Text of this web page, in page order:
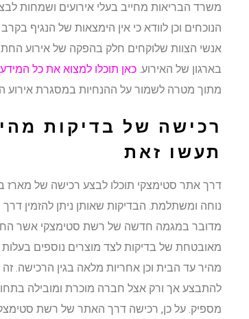
משרד הבריאות מחייב בעלי אירועים ושמחות
הנוכחים וכן לוודא כי אין הימצאות של הנגיף
אנשי הצוות שלוקחים חלק בהפקה של אירוע
בארגון של האירוע. כאן תוכלו למצוא את כל המידע
מתוך מטרה לשמור על ההנחיות במסגרת אירוע
רכישה של בדיקות
תעשו זאת
דרך אתר סטימצקי תוכלו לבצע רכישה של מארז
נוחה ומשתלמת. הבדיקות שאותן ניתן להזמין
מדובר במגמה חדשה של רשת סטימצקי אשר
מאובטחת של בדיקות לצד מוצרים נוספים
מהיר עד הבית וכן אחריות מלאה בגין הרכישה.
להתבצע אך ורק אצל חברה מוכרת ומובילה
מספיק. על כן, רכישה דרך האתר של רשת